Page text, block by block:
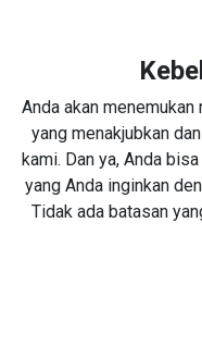
Anda akan
yang menakjubkan
kami. Dan ya, Anda
yang Anda inginkan
Tidak ada batasan